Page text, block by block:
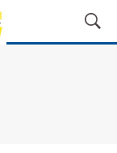
M
o